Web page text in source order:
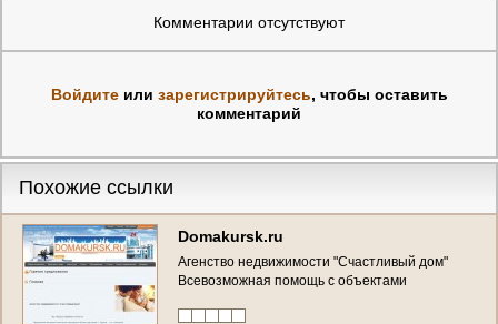
Комментарии отсутствуют
Войдитеили зарегистрируйтесь, чтобы оставить
комментарий
Похожие ссылки
Domakursk.ru
Агенство недвижимости "Счастливый дом"
Всевозможная помощь с объектами